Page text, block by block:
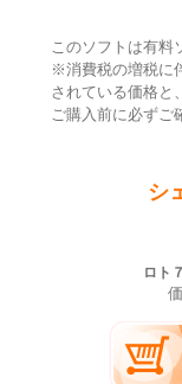
このソフトは有料
※消費税の増税に
されている価格と
ご購入前に必ずご
シ
ロト